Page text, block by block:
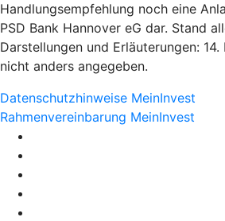
Handlungsempfehlung noch eine
PSD Bank Hannover eG dar. Stand
Darstellungen und Erläuterungen:
nicht anders angegeben.
Datenschutzhinweise MeinInvest
Rahmenvereinbarung MeinInvest